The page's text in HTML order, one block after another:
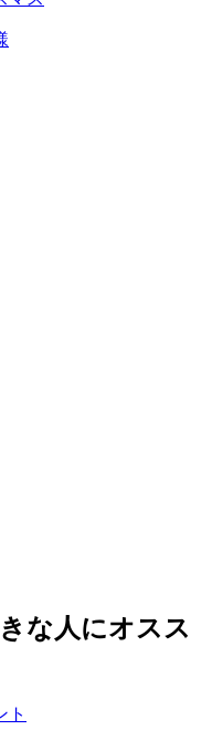
な人にオスス